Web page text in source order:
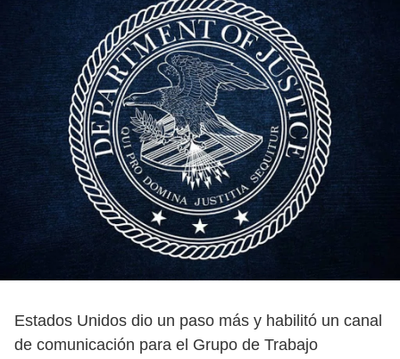
Estados Unidos dio un paso más y habilitó un canal
de comunicación para el Grupo de Trabajo